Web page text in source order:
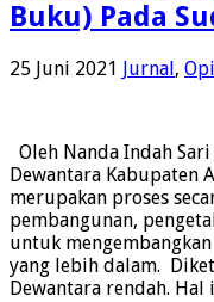
Buku) Pada
25 Juni 2021 Jurnal ,
Oleh Nanda Indah Sari
Dewantara Kabupaten
merupakan proses
pembangunan,
untuk
yang lebih dalam.
Dewantara rendah.